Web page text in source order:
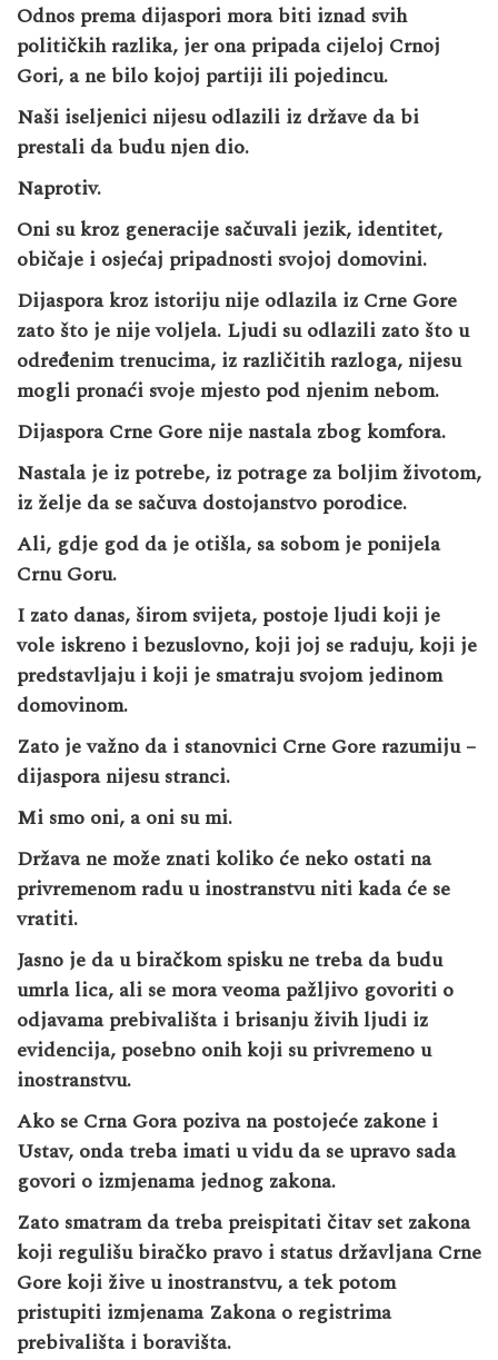
Odnos prema dijaspori mora biti iznad svih
političkih razlika, jer ona pripada cijeloj Crnoj
Gori, a ne bilo kojoj partiji ili pojedincu.
Naši iseljenici nijesu odlazili iz države da bi
prestali da budu njen dio.
Naprotiv.
Oni su kroz generacije sačuvali jezik, identitet,
običaje i osjećaj pripadnosti svojoj domovini.
Dijaspora kroz istoriju nije odlazila iz Crne Gore
zato što je nije voljela. Ljudi su odlazili zato što u
određenim trenucima, iz različitih razloga, nijesu
mogli pronaći svoje mjesto pod njenim nebom.
Dijaspora Crne Gore nije nastala zbog komfora.
Nastala je iz potrebe, iz potrage za boljim životom,
iz želje da se sačuva dostojanstvo porodice.
Ali, gdje god da je otišla, sa sobom je ponijela
Crnu Goru.
I zato danas, širom svijeta, postoje ljudi koji je
vole iskreno i bezuslovno, koji joj se raduju, koji je
predstavljaju i koji je smatraju svojom jedinom
domovinom.
Zato je važno da i stanovnici Crne Gore razumiju –
dijaspora nijesu stranci.
Mi smo oni, a oni su mi.
Država ne može znati koliko će neko ostati na
privremenom radu u inostranstvu niti kada će se
vratiti.
Jasno je da u biračkom spisku ne treba da budu
umrla lica, ali se mora veoma pažljivo govoriti o
odjavama prebivališta i brisanju živih ljudi iz
evidencija, posebno onih koji su privremeno u
inostranstvu.
Ako se Crna Gora poziva na postojeće zakone i
Ustav, onda treba imati u vidu da se upravo sada
govori o izmjenama jednog zakona.
Zato smatram da treba preispitati čitav set zakona
koji regulišu biračko pravo i status državljana Crne
Gore koji žive u inostranstvu, a tek potom
pristupiti izmjenama Zakona o registrima
prebivališta i boravišta.